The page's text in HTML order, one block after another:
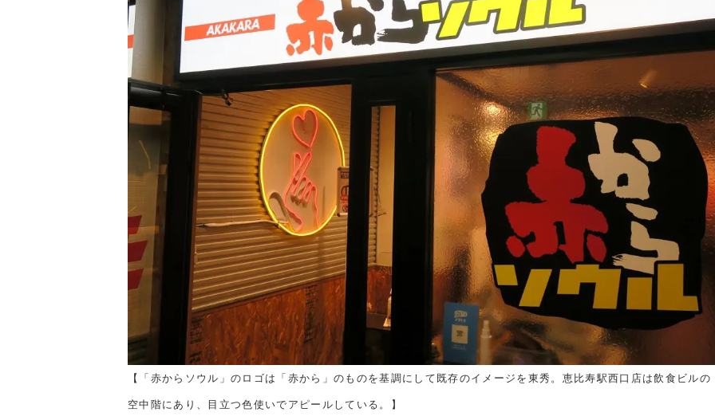
【「赤からソウル」のロゴは「赤から」のものを基調にして既存のイメージを東秀。恵比寿駅西口店は飲食ビルの
空中階にあり、目立つ色使いでアピールしている。】